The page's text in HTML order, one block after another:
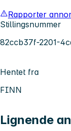
Rapporter
Stillingsnummer
82ccb37f-2201-
Hentet fra
FINN
Lignende